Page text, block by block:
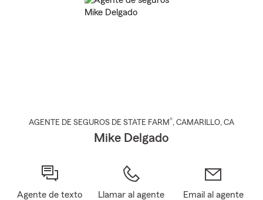
AGENTE DE SEGUROS DE STATE FARM®, CAMARILLO, CA
Mike Delgado
Agente de texto Llamar al agente Email al agente